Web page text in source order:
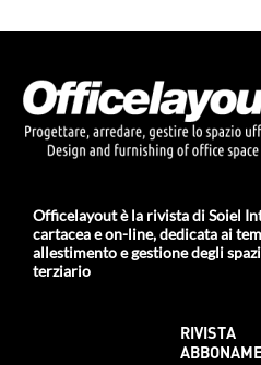
Officelayout è la rivista di Soiel
cartacea e on-line, dedicata ai
allestimento e gestione degli
terziario
RIVISTA